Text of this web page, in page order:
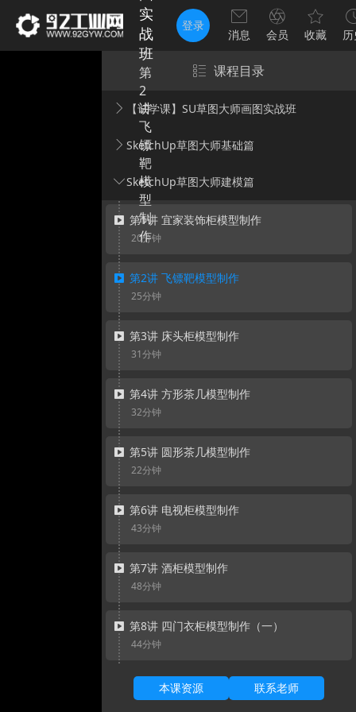
实
战
班
第
2
讲
飞
镖
靶
模
型
制
作
登录
消息 会员 收藏
课程目录
【试学课】SU草图大师画图实战班
SketchUp草图大师基础篇
SketchUp草图大师建模篇
第1讲 宜家装饰柜模型制作
20分钟
第2讲 飞镖靶模型制作
25分钟
第3讲 床头柜模型制作
31分钟
第4讲 方形茶几模型制作
32分钟
第5讲 圆形茶几模型制作
22分钟
第6讲 电视柜模型制作
43分钟
第7讲 酒柜模型制作
48分钟
第8讲 四门衣柜模型制作（一）
44分钟
第8讲 四门衣柜模型制作（二）
33分钟
本课资源 联系老师